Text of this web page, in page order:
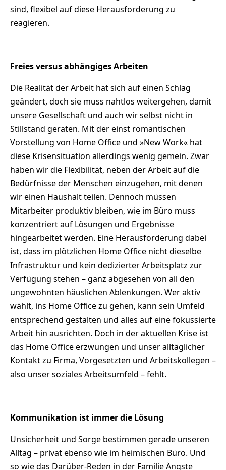
sind, flexibel auf diese Herausforderung zu
reagieren.
Freies versus abhängiges Arbeiten
Die Realität der Arbeit hat sich auf einen Schlag
geändert, doch sie muss nahtlos weitergehen, damit
unsere Gesellschaft und auch wir selbst nicht in
Stillstand geraten. Mit der einst romantischen
Vorstellung von Home Office und »New Work« hat
diese Krisensituation allerdings wenig gemein. Zwar
haben wir die Flexibilität, neben der Arbeit auf die
Bedürfnisse der Menschen einzugehen, mit denen
wir einen Haushalt teilen. Dennoch müssen
Mitarbeiter produktiv bleiben, wie im Büro muss
konzentriert auf Lösungen und Ergebnisse
hingearbeitet werden. Eine Herausforderung dabei
ist, dass im plötzlichen Home Office nicht dieselbe
Infrastruktur und kein dedizierter Arbeitsplatz zur
Verfügung stehen – ganz abgesehen von all den
ungewohnten häuslichen Ablenkungen. Wer aktiv
wählt, ins Home Office zu gehen, kann sein Umfeld
entsprechend gestalten und alles auf eine fokussierte
Arbeit hin ausrichten. Doch in der aktuellen Krise ist
das Home Office erzwungen und unser alltäglicher
Kontakt zu Firma, Vorgesetzten und Arbeitskollegen –
also unser soziales Arbeitsumfeld – fehlt.
Kommunikation ist immer die Lösung
Unsicherheit und Sorge bestimmen gerade unseren
Alltag – privat ebenso wie im heimischen Büro. Und
so wie das Darüber-Reden in der Familie Ängste